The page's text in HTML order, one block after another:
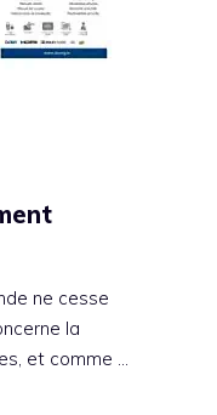
ne cesse
la
et comme …